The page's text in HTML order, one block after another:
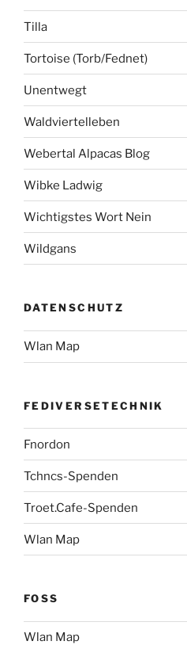
Tilla
Tortoise (Torb/Fednet)
Unentwegt
Waldviertelleben
Webertal Alpacas Blog
Wibke Ladwig
Wichtigstes Wort Nein
Wildgans
DATENSCHUTZ
Wlan Map
FEDIVERSETECHNIK
Fnordon
Tchncs-Spenden
Troet.Cafe-Spenden
Wlan Map
FOSS
Wlan Map